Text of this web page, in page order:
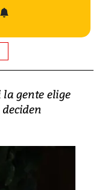
la gente elige